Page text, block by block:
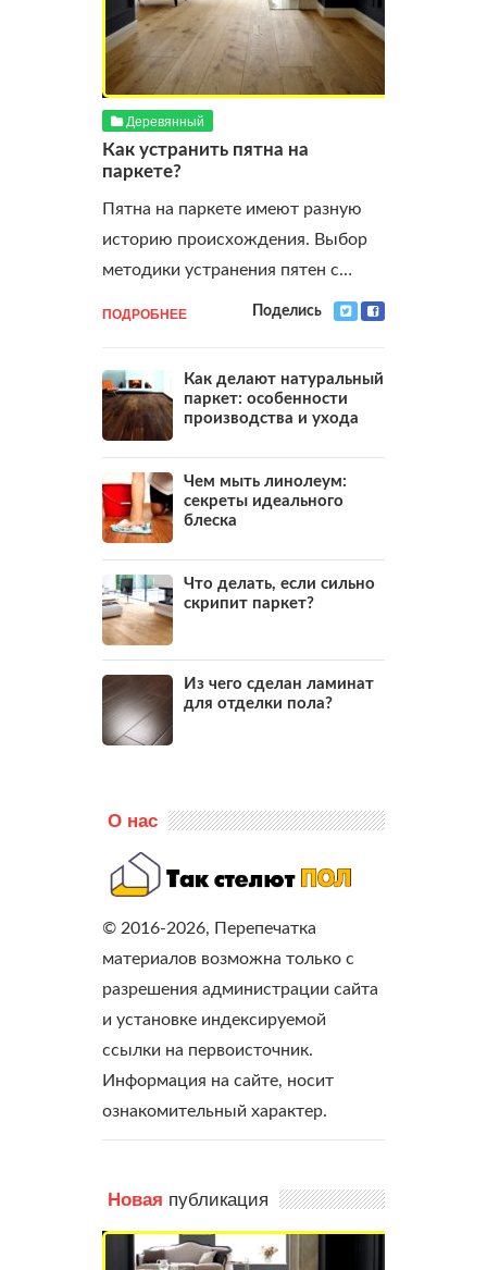
Деревянный
Как устранить пятна на
паркете?
Пятна на паркете имеют разную
историю происхождения. Выбор
методики устранения пятен с…
ПОДРОБНЕЕ Поделись
Как делают натуральный
паркет: особенности
производства и ухода
Чем мыть линолеум:
секреты идеального
блеска
Что делать, если сильно
скрипит паркет?
Из чего сделан ламинат
для отделки пола?
О нас
© 2016-2026, Перепечатка
материалов возможна только с
разрешения администрации сайта
и установке индексируемой
ссылки на первоисточник.
Информация на сайте, носит
ознакомительный характер.
Новая публикация